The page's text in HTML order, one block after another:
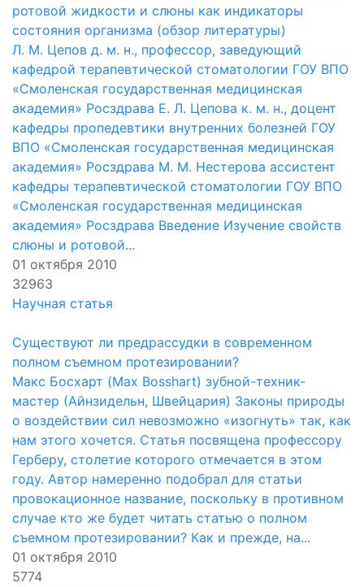
ротовой жидкости и слюны как индикаторы
состояния организма (обзор литературы)
Л. М. Цепов д. м. н., профессор, заведующий
кафедрой терапевтической стоматологии ГОУ ВПО
«Смоленская государственная медицинская
академия» Росздрава Е. Л. Цепова к. м. н., доцент
кафедры пропедевтики внутренних болезней ГОУ
ВПО «Смоленская государственная медицинская
академия» Росздрава М. М. Нестерова ассистент
кафедры терапевтической стоматологии ГОУ ВПО
«Смоленская государственная медицинская
академия» Росздрава Введение Изучение свойств
слюны и ротовой...
01 октября 2010
32963
Научная статья
Существуют ли предрассудки в современном
полном съемном протезировании?
Макс Босхарт (Max Bosshart) зубной-техник-
мастер (Айнзидельн, Швейцария) Законы природы
о воздействии сил невозможно «изогнуть» так, как
нам этого хочется. Статья посвящена профессору
Герберу, столетие которого отмечается в этом
году. Автор намеренно подобрал для статьи
провокационное название, поскольку в противном
случае кто же будет читать статью о полном
съемном протезировании? Как и прежде, на...
01 октября 2010
5774